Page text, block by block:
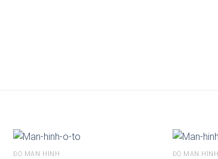
ĐỘ MÀN HÌNH ĐỘ MÀN HÌNH